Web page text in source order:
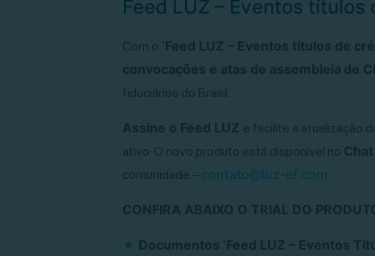
Feed LUZ – Eventos títulos
Com o ‘Feed LUZ – Eventos títulos de
convocações e atas de assembleia de
fiduciários do Brasil.
Assine o Feed LUZ e facilite a atualização
ativo. O novo produto está disponível no
comunidade – contato@luz-ef.com.
CONFIRA ABAIXO O TRIAL DO
Documentos ‘Feed LUZ – Eventos